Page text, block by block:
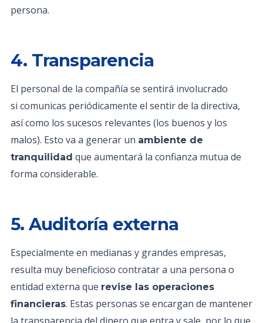
persona.
4. Transparencia
El personal de la compañía se sentirá involucrado
si comunicas periódicamente el sentir de la directiva,
así como los sucesos relevantes (los buenos y los
malos). Esto va a generar un ambiente de
tranquilidad que aumentará la confianza mutua de
forma considerable.
5. Auditoría externa
Especialmente en medianas y grandes empresas,
resulta muy beneficioso contratar a una persona o
entidad externa que revise las operaciones
financieras. Estas personas se encargan de mantener